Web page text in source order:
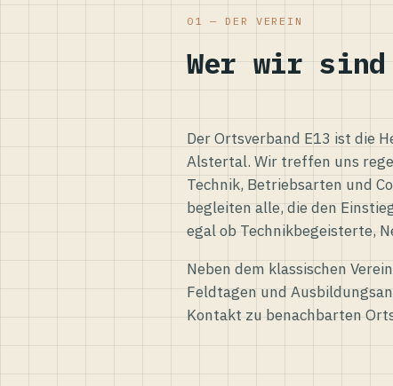
01 — DER VEREIN
Wer wir sind
Der Ortsverband E13 ist die
Alstertal. Wir treffen uns
Technik, Betriebsarten und
begleiten alle, die den
egal ob Technikbegeisterte,
Neben dem klassischen
Feldtagen und
Kontakt zu benachbarten